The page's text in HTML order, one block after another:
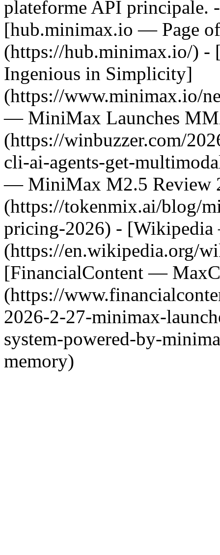
plateforme API
[hub.minimax.io — Page
(https://hub.minimax.io/)
Ingenious in Simplicity]
(https://www.minimax.io/
— MiniMax Launches
(https://winbuzzer.com/
cli-ai-agents-get-
— MiniMax M2.5 Review
(https://tokenmix.ai/blog/
pricing-2026) -
(https://en.wikipedia.org/
[FinancialContent —
(https://
2026-2-27-minimax-
system-powered-by-
memory)